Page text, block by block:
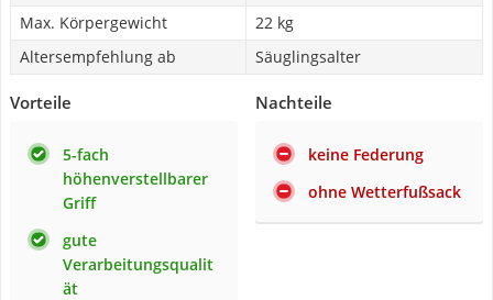
Max. Körpergewicht
22 kg
Altersempfehlung ab
Säuglingsalter
Vorteile
5-fach
höhenverstellbarer
Griff
gute
Verarbeitungsqualit
ät
Nachteile
keine Federung
ohne Wetterfußsack